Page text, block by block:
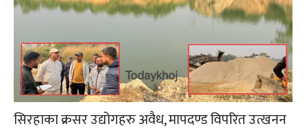
सिरहाका क्रसर उद्योगहरु अवैध, मापदण्ड विपरित उत्खनन